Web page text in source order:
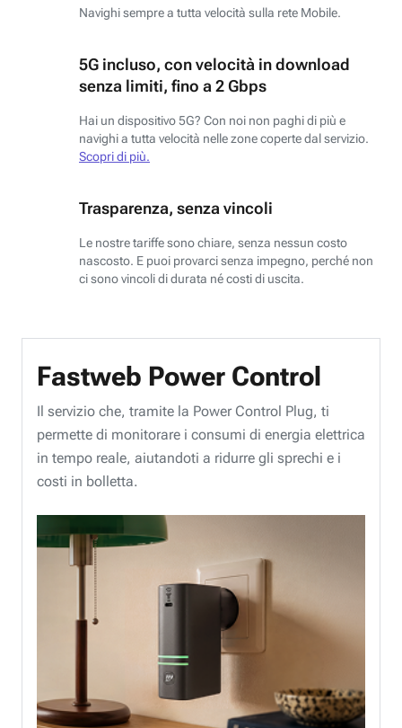
Navighi sempre a tutta velocità sulla rete Mobile.
5G incluso, con velocità in download
senza limiti, fino a 2 Gbps
Hai un dispositivo 5G? Con noi non paghi di più e
navighi a tutta velocità nelle zone coperte dal servizio.
Scopri di più.
Trasparenza, senza vincoli
Le nostre tariffe sono chiare, senza nessun costo
nascosto. E puoi provarci senza impegno, perché non
ci sono vincoli di durata né costi di uscita.
Fastweb Power Control
Il servizio che, tramite la Power Control Plug, ti
permette di monitorare i consumi di energia elettrica
in tempo reale, aiutandoti a ridurre gli sprechi e i
costi in bolletta.